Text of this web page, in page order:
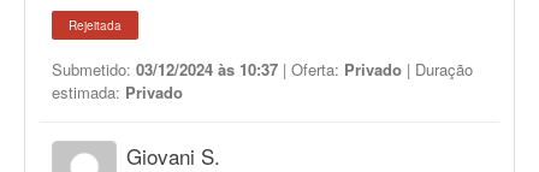
Rejeitada
Submetido: 03/12/2024 às 10:37 | Oferta: Privado | Duração
estimada: Privado
Giovani S.